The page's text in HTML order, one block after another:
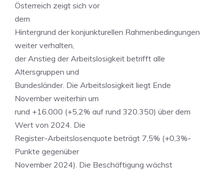
Österreich zeigt sich vor
dem
Hintergrund der konjunkturellen Rahmenbedingungen
weiter verhalten,
der Anstieg der Arbeitslosigkeit betrifft alle
Altersgruppen und
Bundesländer. Die Arbeitslosigkeit liegt Ende
November weiterhin um
rund +16.000 (+5,2% auf rund 320.350) über dem
Wert von 2024. Die
Register-Arbeitslosenquote beträgt 7,5% (+0,3%-
Punkte gegenüber
November 2024). Die Beschäftigung wächst